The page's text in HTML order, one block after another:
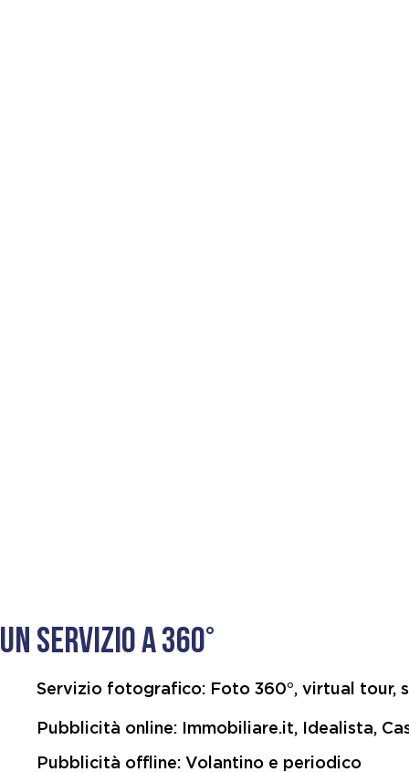
Un servizio a 360°
Servizio fotografico: Foto 360°, virtual tour,
Pubblicità online: Immobiliare.it, Idealista,
Pubblicità offline: Volantino e periodico